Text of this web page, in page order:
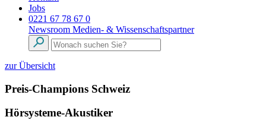
Jobs
0221 67 78 67 0
Newsroom Medien- & Wissenschaftspartner
zur Übersicht
Preis-Champions Schweiz
Hörsysteme-Akustiker